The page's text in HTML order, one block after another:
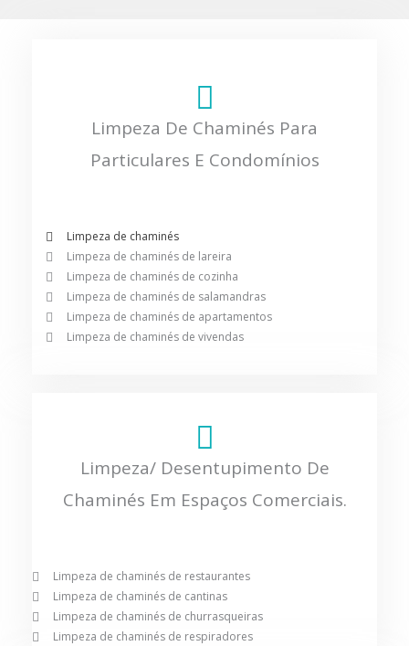
Limpeza De Chaminés Para
Particulares E Condomínios
Limpeza de chaminés
Limpeza de chaminés de lareira
Limpeza de chaminés de cozinha
Limpeza de chaminés de salamandras
Limpeza de chaminés de apartamentos
Limpeza de chaminés de vivendas
Limpeza/ Desentupimento De
Chaminés Em Espaços Comerciais.
Limpeza de chaminés de restaurantes
Limpeza de chaminés de cantinas
Limpeza de chaminés de churrasqueiras
Limpeza de chaminés de respiradores